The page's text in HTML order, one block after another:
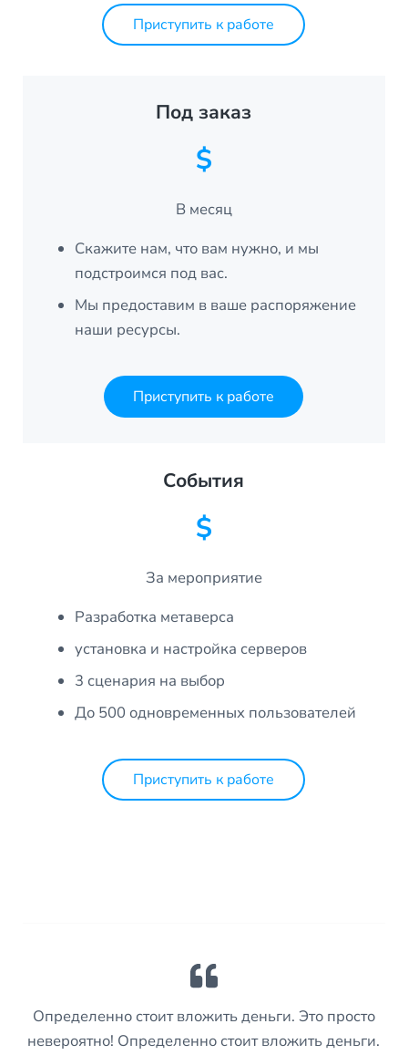
Приступить к работе
События
$
За мероприятие
Разработка метаверса
установка и настройка серверов
3 сценария на выбор
До 500 одновременных пользователей
Приступить к работе
Под заказ
$
В месяц
Скажите нам, что вам нужно, и мы
подстроимся под вас.
Мы предоставим в ваше распоряжение
наши ресурсы.
Приступить к работе
Определенно стоит вложить деньги. Это просто
невероятно! Определенно стоит вложить деньги.